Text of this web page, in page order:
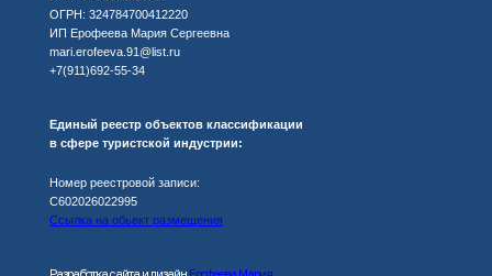
ОГРН: 324784700412220
ИП Ерофеева Мария Сергеевна
mari.erofeeva.91@list.ru
+7(911)692-55-34
Номер реестровой записи:
С602026022995
Ссылка на обьект размещения
Единый реестр объектов классификации
в сфере туристской индустрии: